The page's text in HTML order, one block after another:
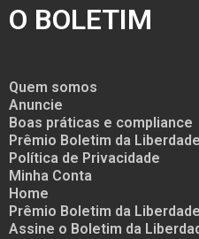
O BOLETIM
Quem somos
Anuncie
Boas práticas e compliance
Prêmio Boletim da Liberdade
Política de Privacidade
Minha Conta
Home
Prêmio Boletim da
Assine o Boletim da